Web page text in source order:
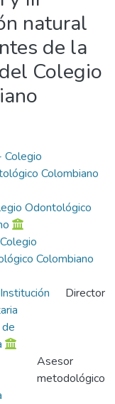
natural
de la
Colegio
Colegio
Colombiano
Odontológico
Colombiano
Director
Asesor
metodológico